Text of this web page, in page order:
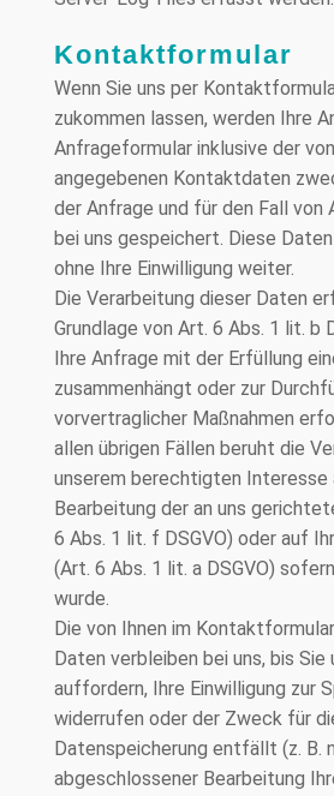
Kontaktformular
Wenn Sie uns per
zukommen lassen, werden Ihre
Anfrageformular inklusive der
angegebenen Kontaktdaten
der Anfrage und für den Fall von
bei uns gespeichert. Diese
ohne Ihre Einwilligung weiter.
Die Verarbeitung dieser Daten
Grundlage von Art. 6 Abs. 1 lit. b
Ihre Anfrage mit der Erfüllung
zusammenhängt oder zur
vorvertraglicher Maßnahmen
allen übrigen Fällen beruht die
unserem berechtigten
Bearbeitung der an uns
6 Abs. 1 lit. f DSGVO) oder auf
(Art. 6 Abs. 1 lit. a DSGVO)
wurde.
Die von Ihnen im
Daten verbleiben bei uns, bis Sie
auffordern, Ihre Einwilligung zur
widerrufen oder der Zweck für
Datenspeicherung entfällt (z. B.
abgeschlossener Bearbeitung